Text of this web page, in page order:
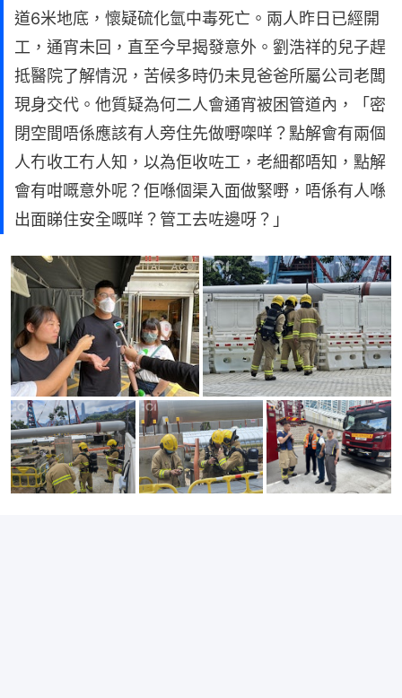
道6米地底，懷疑硫化氫中毒死亡。兩人昨日已經開
工，通宵未回，直至今早揭發意外。劉浩祥的兒子趕
抵醫院了解情況，苦候多時仍未見爸爸所屬公司老闆
現身交代。他質疑為何二人會通宵被困管道內，「密
閉空間唔係應該有人旁住先做嘢㗎咩？點解會有兩個
人冇收工冇人知，以為佢收咗工，老細都唔知，點解
會有咁嘅意外呢？佢喺個渠入面做緊嘢，唔係有人喺
出面睇住安全嘅咩？管工去咗邊呀？」